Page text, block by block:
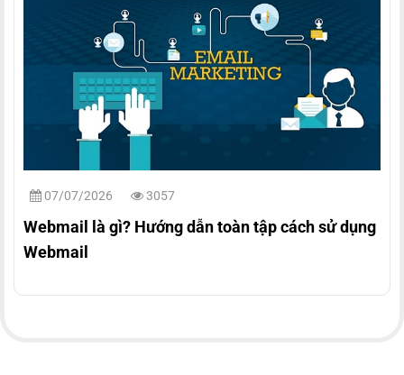
07/07/2026 3057
Webmail là gì? Hướng dẫn toàn tập cách sử dụng
Webmail